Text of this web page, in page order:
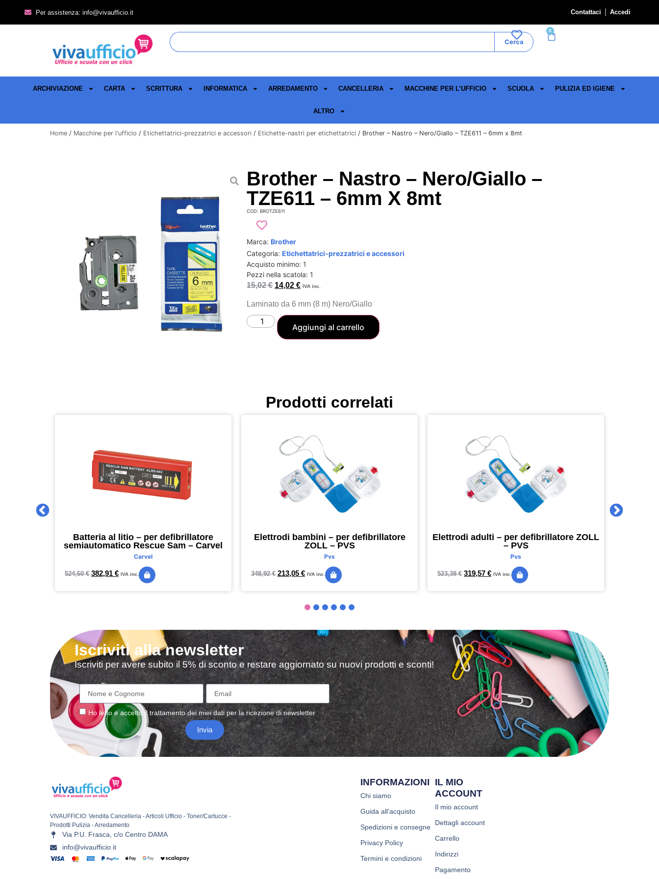
Per assistenza: info@vivaufficio.it Contattaci Accedi
Cerca
0
ARCHIVIAZIONE CARTA SCRITTURA INFORMATICA ARREDAMENTO CANCELLERIA MACCHINE PER L’UFFICIO SCUOLA PULIZIA ED IGIENE
ALTRO
Home / Macchine per l'ufficio / Etichettatrici-prezzatrici e accessori / Etichette-nastri per etichettatrici / Brother – Nastro – Nero/Giallo – TZE611 – 6mm x 8mt
Brother – Nastro – Nero/Giallo –
TZE611 – 6mm X 8mt
COD: BROTZE611
Marca:Brother
Categoria:Etichettatrici-prezzatrici e accessori
Acquisto minimo: 1
Pezzi nella scatola: 1
15,02€ 14,02€ IVA inc.
Laminato da 6 mm (8 m) Nero/Giallo
Aggiungi al carrello
Prodotti correlati
Batteria al litio – per defibrillatore
semiautomatico Rescue Sam – Carvel
Carvel
524,60€ 382,91 € IVA inc.
Elettrodi bambini – per defibrillatore
ZOLL – PVS
Pvs
348,92€ 213,05 € IVA inc.
Elettrodi adulti – per defibrillatore ZOLL
– PVS
Pvs
523,38€ 319,57 € IVA inc.
Iscriviti alla newsletter
Iscriviti per avere subito il 5% di sconto e restare aggiornato su nuovi prodotti e sconti!
Ho letto e accetto iltrattamentodei miei dati per la ricezione di newsletter
Invia
VIVAUFFICIO: Vendita Cancelleria - Articoli Ufficio - Toner/Cartucce -
Prodotti Pulizia - Arredamento
Via P.U. Frasca, c/o Centro DAMA
info@vivaufficio.it
INFORMAZIONI
Chi siamo
Guida all’acquisto
Spedizioni e consegne
Privacy Policy
Termini e condizioni
IL MIO
ACCOUNT
Il mio account
Dettagli account
Carrello
Indirizzi
Pagamento